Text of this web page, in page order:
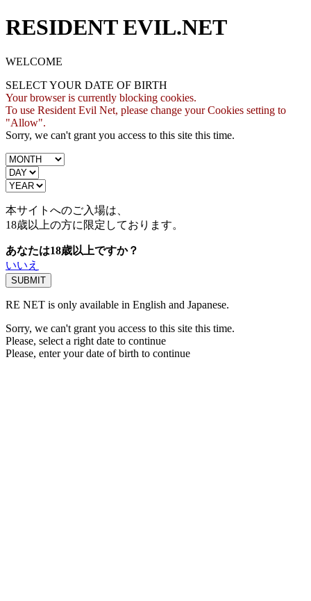
RESIDENT EVIL.NET
WELCOME
SELECT YOUR DATE OF BIRTH
Your browser is currently blocking cookies.
To use Resident Evil Net, please change your Cookies setting to
"Allow".
Sorry, we can't grant you access to this site this time.
本サイトへのご入場は、
18歳以上の方に限定しております。
あなたは18歳以上ですか？
いいえ
RE NET is only available in English and Japanese.
Sorry, we can't grant you access to this site this time.
Please, select a right date to continue
Please, enter your date of birth to continue